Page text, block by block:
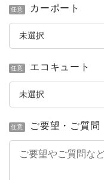
任意 カーポート
任意 エコキュート
任意 ご要望・ご質問